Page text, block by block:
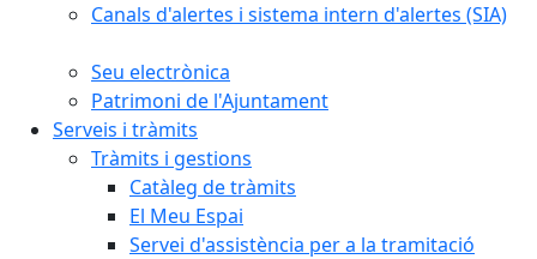
Canals d'alertes i sistema intern d'alertes (SIA)
Seu electrònica
Patrimoni de l'Ajuntament
Serveis i tràmits
Tràmits i gestions
Catàleg de tràmits
El Meu Espai
Servei d'assistència per a la tramitació